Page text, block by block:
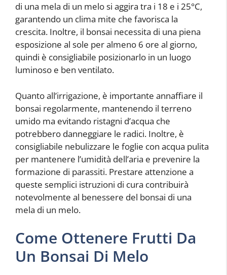
di una mela di un melo si aggira tra i 18 e i 25°C,
garantendo un clima mite che favorisca la
crescita. Inoltre, il bonsai necessita di una piena
esposizione al sole per almeno 6 ore al giorno,
quindi è consigliabile posizionarlo in un luogo
luminoso e ben ventilato.
Quanto all’irrigazione, è importante annaffiare il
bonsai regolarmente, mantenendo il terreno
umido ma evitando ristagni d’acqua che
potrebbero danneggiare le radici. Inoltre, è
consigliabile nebulizzare le foglie con acqua pulita
per mantenere l’umidità dell’aria e prevenire la
formazione di parassiti. Prestare attenzione a
queste semplici istruzioni di cura contribuirà
notevolmente al benessere del bonsai di una
mela di un melo.
Come Ottenere Frutti Da
Un Bonsai Di Melo